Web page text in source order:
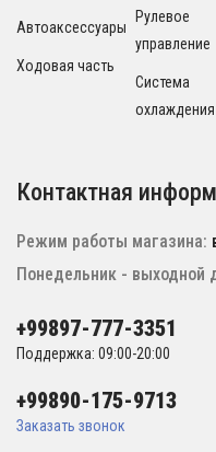
Автоаксессуары
Ходовая часть
Рулевое
управление
Система
охлаждения
Контактная
Режим работы магазина:
Понедельник - выходной
+99897-777-3351
Поддержка: 09:00-20:00
+99890-175-9713
Заказать звонок